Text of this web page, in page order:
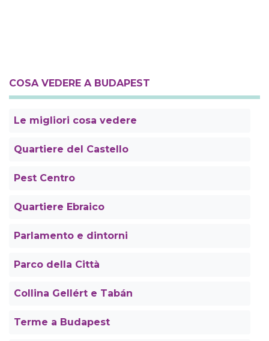
COSA VEDERE A BUDAPEST
Le migliori cosa vedere
Quartiere del Castello
Pest Centro
Quartiere Ebraico
Parlamento e dintorni
Parco della Città
Collina Gellért e Tabán
Terme a Budapest